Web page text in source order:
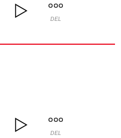
DEL
DEL